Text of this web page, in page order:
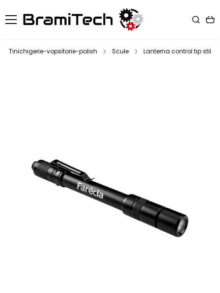
Tinichigerie-vopsitorie-polish Scule Lanterna control tip stilou,